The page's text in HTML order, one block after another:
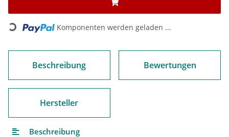
Loading... Komponenten werden geladen ...
Beschreibung Bewertungen
Hersteller
Beschreibung